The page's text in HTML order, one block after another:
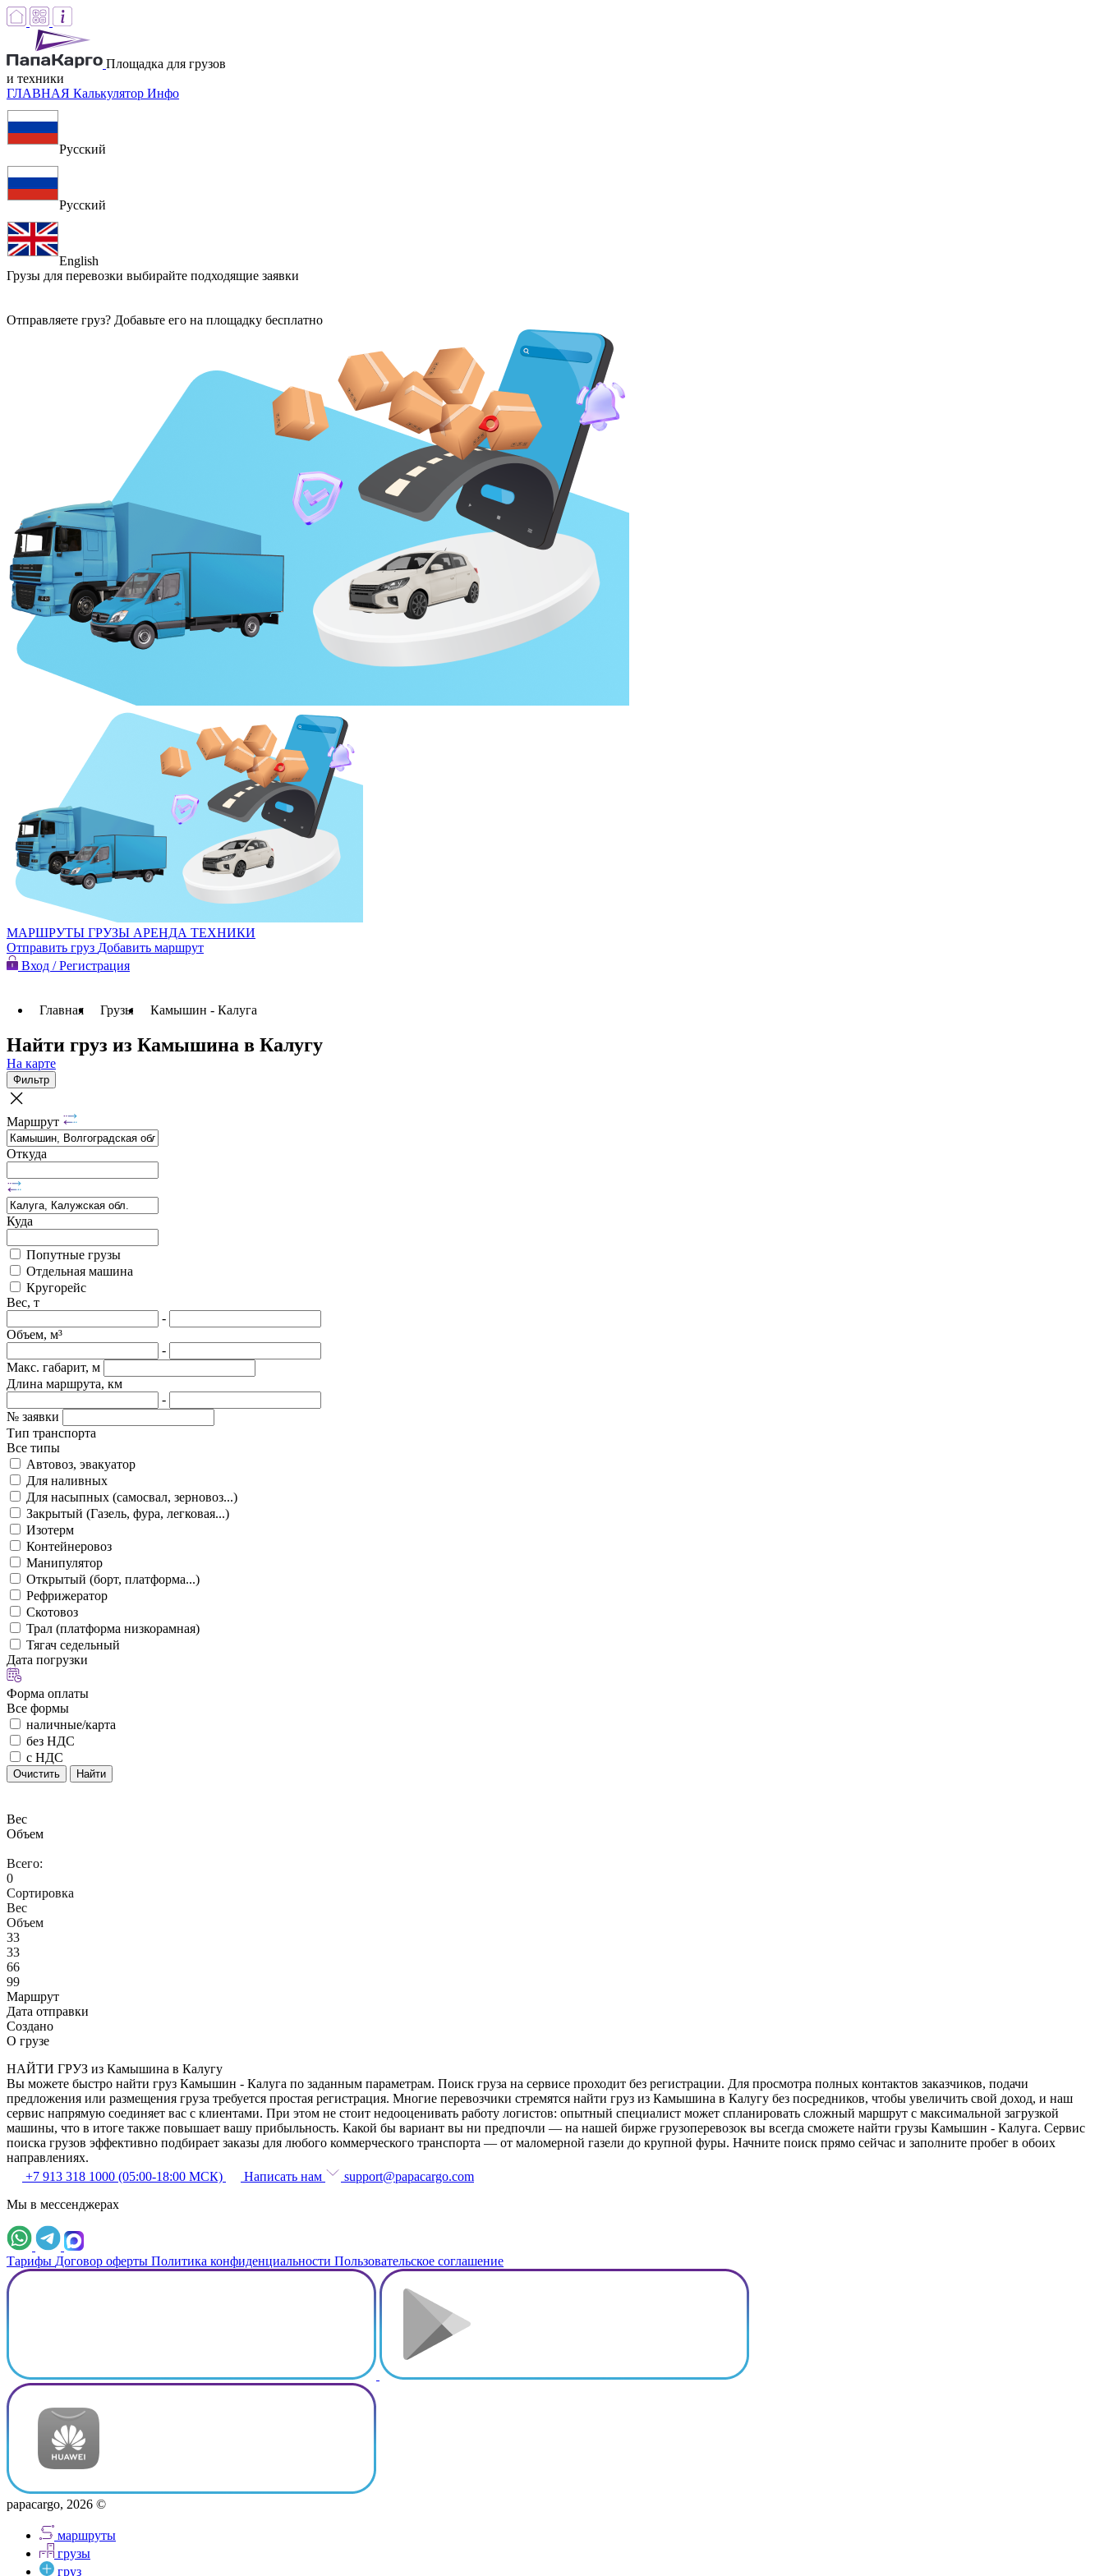
Площадка для грузов
и техники
ГЛАВНАЯ Калькулятор Инфо
Русский
Русский
English
Грузы для перевозки выбирайте подходящие заявки
Отправляете груз? Добавьте его на площадку бесплатно
МАРШРУТЫ ГРУЗЫ АРЕНДА ТЕХНИКИ
Отправить груз Добавить маршрут
Вход / Регистрация
Главная Грузы Камышин - Калуга
Найти груз из Камышина в Калугу
На карте
Фильтр
Маршрут
Откуда
Куда
Попутные грузы
Отдельная машина
Кругорейс
Вес, т
-
Объем, м³
-
Макс. габарит, м
Длина маршрута, км
-
№ заявки
Тип транспорта
Все типы
Автовоз, эвакуатор
Для наливных
Для насыпных (самосвал, зерновоз...)
Закрытый (Газель, фура, легковая...)
Изотерм
Контейнеровоз
Манипулятор
Открытый (борт, платформа...)
Рефрижератор
Скотовоз
Трал (платформа низкорамная)
Тягач седельный
Дата погрузки
Форма оплаты
Все формы
наличные/карта
без НДС
с НДС
Очистить Найти
Вес
Объем
Всего:
0
Сортировка
Вес
Объем
33
33
66
99
Маршрут
Дата отправки
Создано
О грузе
НАЙТИ ГРУЗ из Камышина в Калугу
Вы можете быстро найти груз Камышин - Калуга по заданным параметрам. Поиск груза на сервисе проходит без регистрации. Для просмотра полных контактов заказчиков, подачи
предложения или размещения груза требуется простая регистрация. Многие перевозчики стремятся найти груз из Камышина в Калугу без посредников, чтобы увеличить свой доход, и наш
сервис напрямую соединяет вас с клиентами. При этом не стоит недооценивать работу логистов: опытный специалист может спланировать сложный маршрут с максимальной загрузкой
машины, что в итоге также повышает вашу прибыльность. Какой бы вариант вы ни предпочли — на нашей бирже грузоперевозок вы всегда сможете найти грузы Камышин - Калуга. Сервис
поиска грузов эффективно подбирает заказы для любого коммерческого транспорта — от маломерной газели до крупной фуры. Начните поиск прямо сейчас и заполните пробег в обоих
направлениях.
+7 913 318 1000 (05:00-18:00 МСК)
Написать нам
support@papacargo.com
Мы в мессенджерах
Тарифы Договор оферты Политика конфиденциальности Пользовательское соглашение
papacargo, 2026 ©
маршруты
грузы
груз